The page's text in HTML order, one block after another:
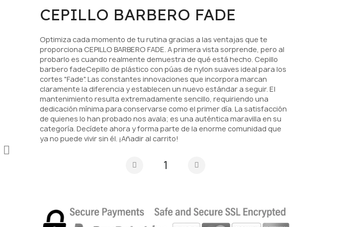
CEPILLO BARBERO FADE
Optimiza cada momento de tu rutina gracias a las ventajas que te
proporciona CEPILLO BARBERO FADE. A primera vista sorprende, pero al
probarlo es cuando realmente demuestra de qué está hecho. Cepillo
barbero fadeCepillo de plástico con púas de nylon suaves ideal para los
cortes "Fade". Las constantes innovaciones que incorpora marcan
claramente la diferencia y establecen un nuevo estándar a seguir. El
mantenimiento resulta extremadamente sencillo, requiriendo una
dedicación mínima para conservarse como el primer día. La satisfacción
de quienes lo han probado nos avala; es una auténtica maravilla en su
categoría. Decídete ahora y forma parte de la enorme comunidad que
ya no puede vivir sin él. ¡Añadir al carrito!